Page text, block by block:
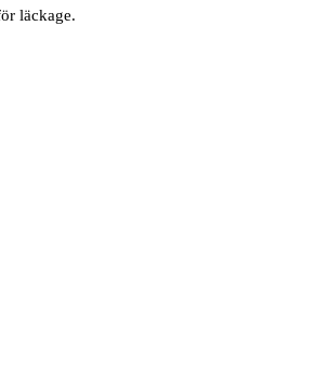
läckage.